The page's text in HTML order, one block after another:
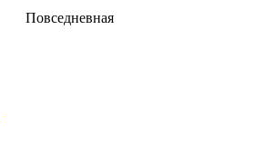
Повседневная